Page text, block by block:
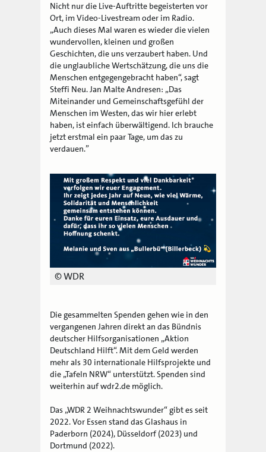
Nicht nur die Live-Auftritte begeisterten vor
Ort, im Video-Livestream oder im Radio.
„Auch dieses Mal waren es wieder die vielen
wundervollen, kleinen und großen
Geschichten, die uns verzaubert haben. Und
die unglaubliche Wertschätzung, die uns die
Menschen entgegengebracht haben“, sagt
Steffi Neu. Jan Malte Andresen: „Das
Miteinander und Gemeinschaftsgefühl der
Menschen im Westen, das wir hier erlebt
haben, ist einfach überwältigend. Ich brauche
jetzt erstmal ein paar Tage, um das zu
verdauen.”
© WDR
Die gesammelten Spenden gehen wie in den
vergangenen Jahren direkt an das Bündnis
deutscher Hilfsorganisationen „Aktion
Deutschland Hilft“. Mit dem Geld werden
mehr als 30 internationale Hilfsprojekte und
die „Tafeln NRW“ unterstützt. Spenden sind
weiterhin auf wdr2.de möglich.
Das „WDR 2 Weihnachtswunder“ gibt es seit
2022. Vor Essen stand das Glashaus in
Paderborn (2024), Düsseldorf (2023) und
Dortmund (2022).